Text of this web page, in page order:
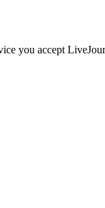
you accept